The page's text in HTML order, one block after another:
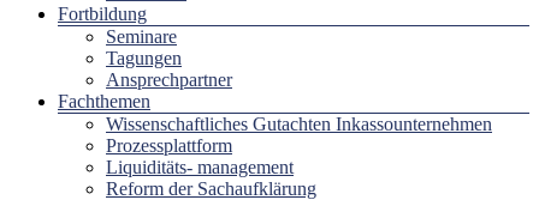
Fortbildung
Seminare
Tagungen
Ansprechpartner
Fachthemen
Wissenschaftliches Gutachten Inkassounternehmen
Prozessplattform
Liquiditäts- management
Reform der Sachaufklärung